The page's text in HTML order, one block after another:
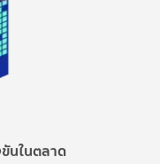
นในตลาด